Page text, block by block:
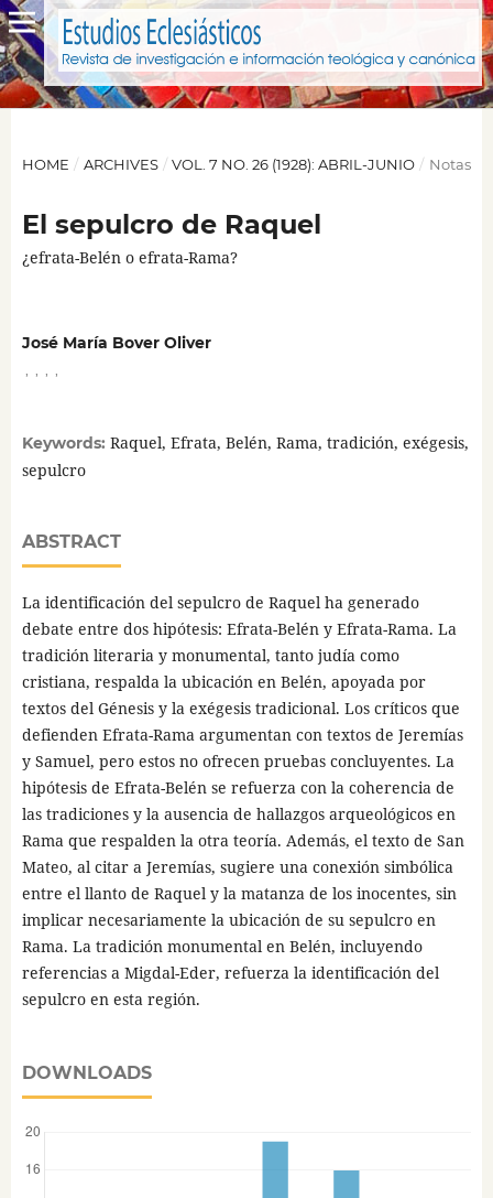
HOME / ARCHIVES / VOL. 7 NO. 26 (1928): ABRIL-JUNIO / Notas
El sepulcro de Raquel
¿efrata-Belén o efrata-Rama?
José María Bover Oliver
Keywords: Raquel, Efrata, Belén, Rama, tradición, exégesis,
sepulcro
ABSTRACT
La identificación del sepulcro de Raquel ha generado
debate entre dos hipótesis: Efrata-Belén y Efrata-Rama. La
tradición literaria y monumental, tanto judía como
cristiana, respalda la ubicación en Belén, apoyada por
textos del Génesis y la exégesis tradicional. Los críticos que
defienden Efrata-Rama argumentan con textos de Jeremías
y Samuel, pero estos no ofrecen pruebas concluyentes. La
hipótesis de Efrata-Belén se refuerza con la coherencia de
las tradiciones y la ausencia de hallazgos arqueológicos en
Rama que respalden la otra teoría. Además, el texto de San
Mateo, al citar a Jeremías, sugiere una conexión simbólica
entre el llanto de Raquel y la matanza de los inocentes, sin
implicar necesariamente la ubicación de su sepulcro en
Rama. La tradición monumental en Belén, incluyendo
referencias a Migdal-Eder, refuerza la identificación del
sepulcro en esta región.
DOWNLOADS